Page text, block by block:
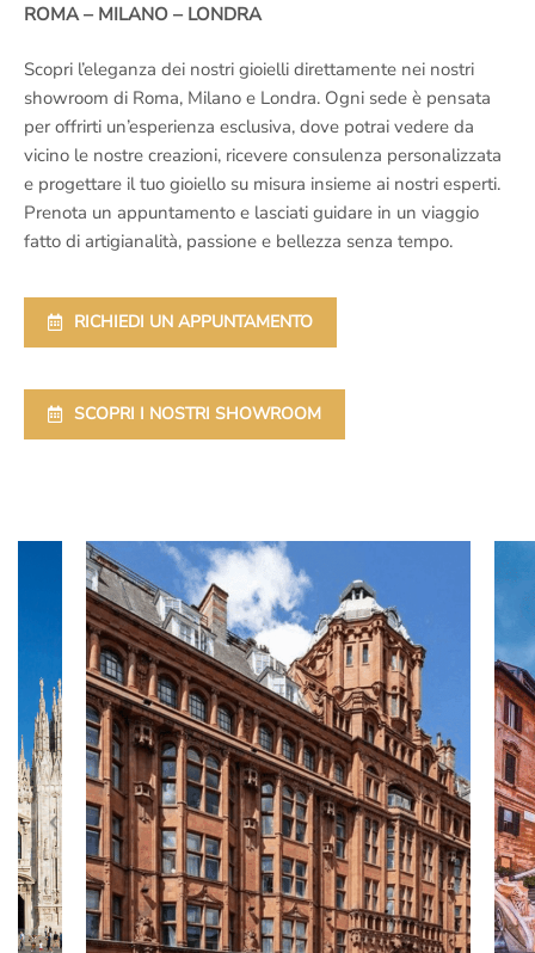
ROMA – MILANO – LONDRA
Scopri l’eleganza dei nostri gioielli direttamente nei nostri
showroom di Roma, Milano e Londra. Ogni sede è pensata
per offrirti un’esperienza esclusiva, dove potrai vedere da
vicino le nostre creazioni, ricevere consulenza personalizzata
e progettare il tuo gioiello su misura insieme ai nostri esperti.
Prenota un appuntamento e lasciati guidare in un viaggio
fatto di artigianalità, passione e bellezza senza tempo.
RICHIEDI UN APPUNTAMENTO
SCOPRI I NOSTRI SHOWROOM